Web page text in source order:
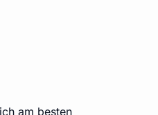
am besten